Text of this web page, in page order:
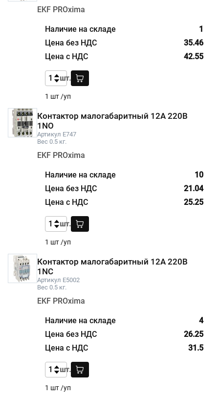
EKF PROxima
1
1 шт /уп
35.46
42.55
шт.
Контактор малогабаритный 12А 220В
1NO
Артикул E747
Вес 0.5 кг.
EKF PROxima
10
1 шт /уп
21.04
25.25
шт.
Контактор малогабаритный 12А 220В
1NC
Артикул E5002
Вес 0.5 кг.
EKF PROxima
4
1 шт /уп
26.25
31.5
шт.